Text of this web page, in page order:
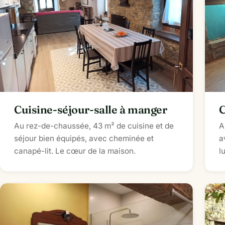
Cuisine-séjour-salle à manger
Au rez-de-chaussée, 43 m² de cuisine et de
séjour bien équipés, avec cheminée et
canapé-lit. Le cœur de la maison.